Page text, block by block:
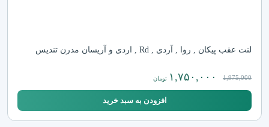
لنت عقب پیکان , روا , آردی , Rd , اردی و آریسان مدرن تندیس
1,975,000 ۱,۷۵۰,۰۰۰ تومان
افزودن به سبد خرید